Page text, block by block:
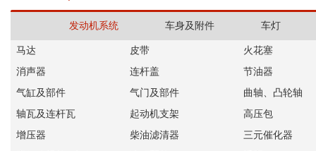
发动机系统 车身及附件 车灯
马达 皮带
火花塞
消声器
连杆盖
节油器
气缸及部件
气门及部件
曲轴、凸轮轴
轴瓦及连杆瓦
起动机支架
高压包
增压器
柴油滤清器
三元催化器